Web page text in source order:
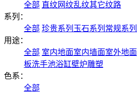
全部 直纹网纹乱纹其它纹路
系列：
全部 珍贵系列 玉石系列 常规系列
用途：
全部 室内地面室内墙面室外地面
板洗手池浴缸壁炉雕塑
色系：
全部